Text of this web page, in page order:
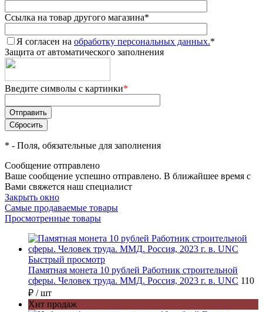
Ссылка на товар другого магазина*
Я согласен на обработку персональных данных.*
Защита от автоматического заполнения
Введите символы с картинки*
* - Поля, обязательные для заполнения
Сообщение отправлено
Ваше сообщение успешно отправлено. В ближайшее время с
Вами свяжется наш специалист
Закрыть окно
Самые продаваемые товары
Просмотренные товары
Быстрый просмотр
Памятная монета 10 рублей Работник строительной
сферы. Человек труда. ММД. Россия, 2023 г. в. UNC 110
₽ / шт
Хит продаж